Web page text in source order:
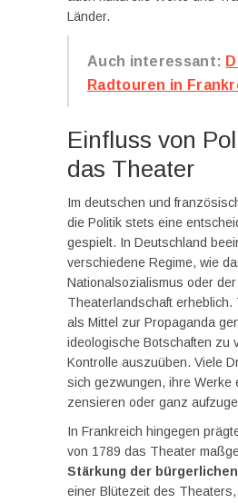
Länder.
Auch interessant:
Radtouren in
Einfluss von
das Theater
Im deutschen und
die Politik stets eine
gespielt. In Deutschland
verschiedene Regime, wie
Nationalsozialismus oder
Theaterlandschaft erheblich.
als Mittel zur Propaganda
ideologische Botschaften zu
Kontrolle auszuüben. Viele
sich gezwungen, ihre Werke
zensieren oder ganz
In Frankreich hingegen
von 1789 das Theater
Stärkung der
einer Blütezeit des